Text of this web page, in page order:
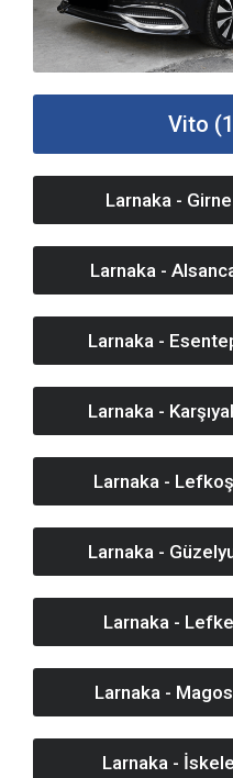
Vito
Larnaka - Girne
Larnaka -
Larnaka -
Larnaka -
Larnaka -
Larnaka -
Larnaka - Lefke
Larnaka -
Larnaka - İskele